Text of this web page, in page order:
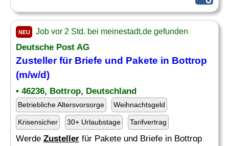
NEU Job vor 2 Std. bei meinestadt.de gefunden
Deutsche Post AG
Zustellerfür Briefe und Pakete in Bottrop
(m/w/d)
• 46236, Bottrop, Deutschland
Betriebliche Altersvorsorge Weihnachtsgeld
Krisensicher 30+ Urlaubstage Tarifvertrag
Werde Zusteller für Pakete und Briefe in Bottrop